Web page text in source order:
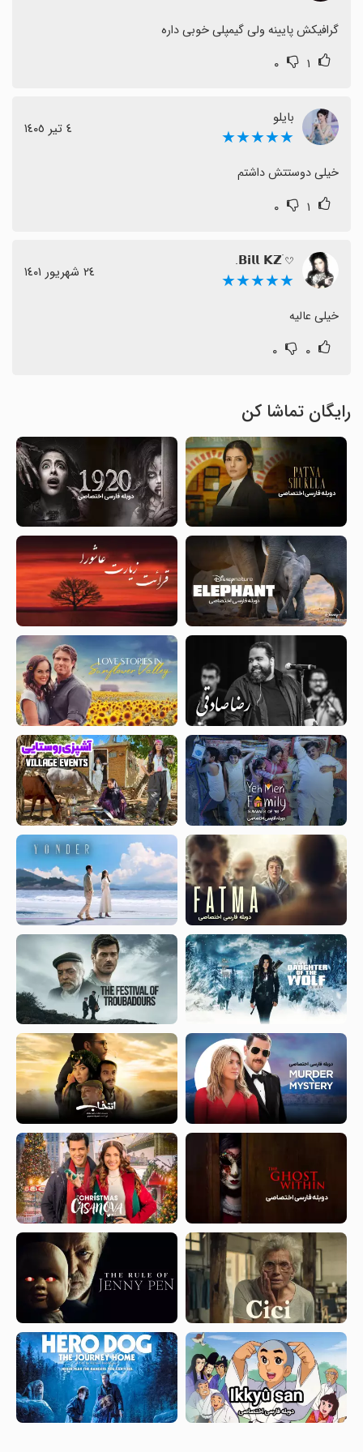
گرافیکش پایینه ولی گیمپلی خوبی داره
۱ ۰
بایلو
★★★★★ ٤ تیر ١٤٠٥
خیلی دوستتش داشتم
۱ ۰
𝗕𝗶𝗹𝗹 𝗞𝗭 ࣪𔘓.
★★★★★ ٢٤ شهریور ١٤٠١
خیلی عالیه
۰ ۰
رایگان تماشا کن